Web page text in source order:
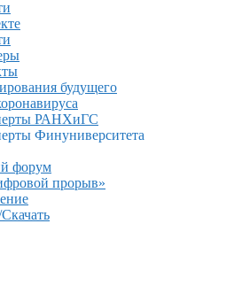
будущего
РАНХиГС
Финуниверситета
форум
прорыв»